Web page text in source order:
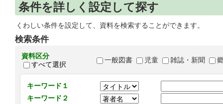
条件を詳しく設定して探す
くわしい条件を設定して、資料を検索することができます。
検索条件
資料区分
すべて選択
一般図書 児童 雑誌・新聞
キーワード１
キーワード２